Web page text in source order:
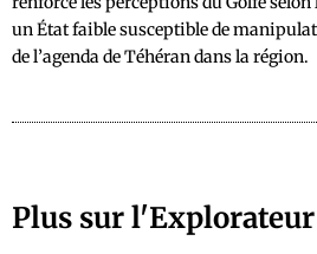
un État faible susceptible de
de l’agenda de Téhéran dans la région.
Plus sur l'Explorateur